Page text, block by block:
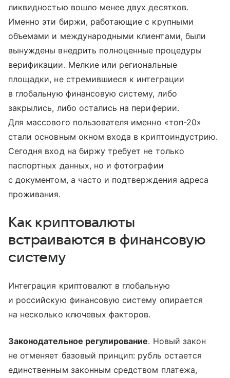
ликвидностью вошло менее двух десятков.
Именно эти биржи, работающие с крупными
объемами и международными клиентами, были
вынуждены внедрить полноценные процедуры
верификации. Мелкие или региональные
площадки, не стремившиеся к интеграции
в глобальную финансовую систему, либо
закрылись, либо остались на периферии.
Для массового пользователя именно «топ-20»
стали основным окном входа в криптоиндустрию.
Сегодня вход на биржу требует не только
паспортных данных, но и фотографии
с документом, а часто и подтверждения адреса
проживания.
Как криптовалюты
встраиваются в финансовую
систему
Интеграция криптовалют в глобальную
и российскую финансовую систему опирается
на несколько ключевых факторов.
Законодательное регулирование. Новый закон
не отменяет базовый принцип: рубль остается
единственным законным средством платежа,